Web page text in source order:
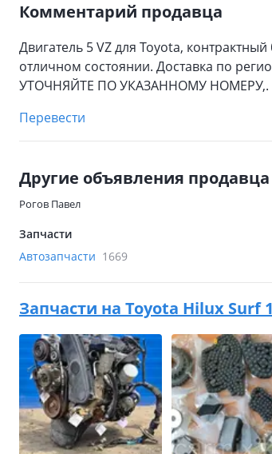
Комментарий продавца
Двигатель 5 VZ для Toyota,
отличном состоянии. Доставка по
УТОЧНЯЙТЕ ПО УКАЗАННОМУ НОМЕРУ,.
Перевести
Другие объявления продавца
Рогов Павел
Запчасти
Автозапчасти 1669
Запчасти на Toyota Hilux Surf